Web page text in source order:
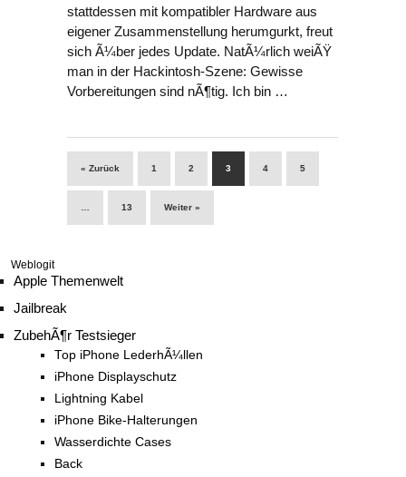
stattdessen mit kompatibler Hardware aus
eigener Zusammenstellung herumgurkt, freut
sich Ã¼ber jedes Update. NatÃ¼rlich weiÃŸ
man in der Hackintosh-Szene: Gewisse
Vorbereitungen sind nÃ¶tig. Ich bin …
« Zurück 1 2 3 4 5
13 Weiter »
Weblogit
Apple Themenwelt
Jailbreak
ZubehÃ¶r Testsieger
Top iPhone LederhÃ¼llen
iPhone Displayschutz
Lightning Kabel
iPhone Bike-Halterungen
Wasserdichte Cases
Back